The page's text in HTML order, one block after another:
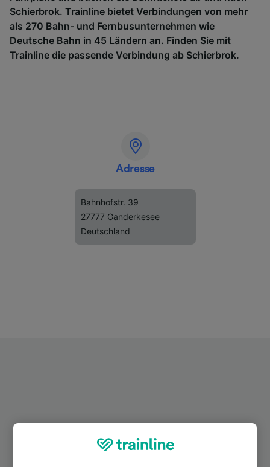
Schierbrok. Trainline bietet Verbindungen von mehr
als 270 Bahn- und Fernbusunternehmen wie
Deutsche Bahn in 45 Ländern an. Finden Sie mit
Trainline die passende Verbindung ab Schierbrok.
Adresse
Bahnhofstr. 39
27777 Ganderkesee
Deutschland